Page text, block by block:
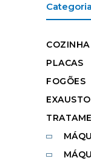
COZINHA
PLACAS
FOGÕES